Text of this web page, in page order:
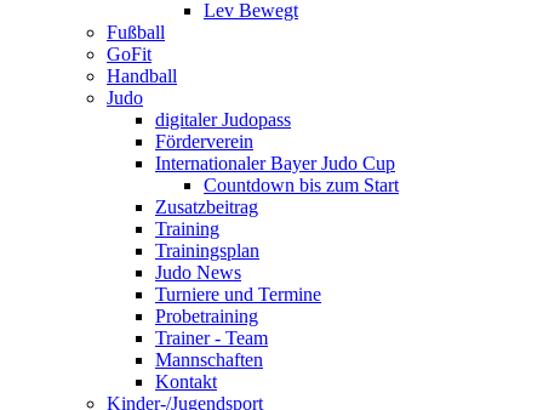
Lev Bewegt
Fußball
GoFit
Handball
Judo
digitaler Judopass
Förderverein
Internationaler Bayer Judo Cup
Countdown bis zum Start
Zusatzbeitrag
Training
Trainingsplan
Judo News
Turniere und Termine
Probetraining
Trainer - Team
Mannschaften
Kontakt
Kinder-/Jugendsport